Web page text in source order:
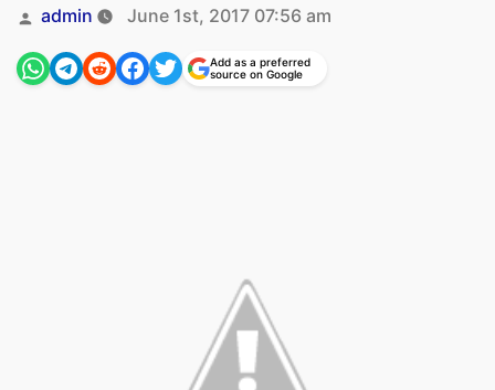
Posted
by
admin June 1st, 2017 07:56 am
Add as a preferred
source on Google